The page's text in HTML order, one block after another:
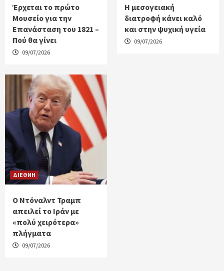
Έρχεται το πρώτο
Μουσείο για την
Επανάσταση του 1821 –
Πού θα γίνει
09/07/2026
H μεσογειακή
διατροφή κάνει καλό
και στην ψυχική υγεία
09/07/2026
ΔΙΕΘΝΗ
Ο Ντόναλντ Τραμπ
απειλεί το Ιράν με
«πολύ χειρότερα»
πλήγματα
09/07/2026